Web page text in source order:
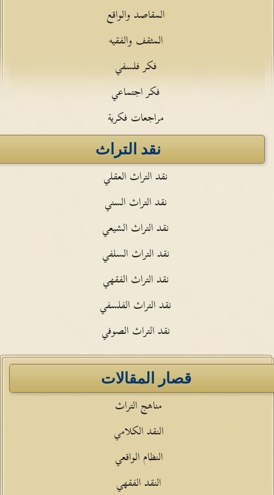
المقاصد والواقع
المثقف والفقيه
فكر فلسفي
فكر اجتماعي
مراجعات فكرية
نقد التراث
نقد التراث العقلي
نقد التراث السني
نقد التراث الشيعي
نقد التراث السلفي
نقد التراث الفقهي
نقد التراث الفلسفي
نقد التراث الصوفي
قصار المقالات
مناهج التراث
النقد الكلامي
النظام الواقعي
النقد الفقهي